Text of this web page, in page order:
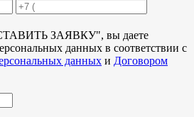
ЗАЯВКУ", вы даете
данных в соответствии с
данных и Договором